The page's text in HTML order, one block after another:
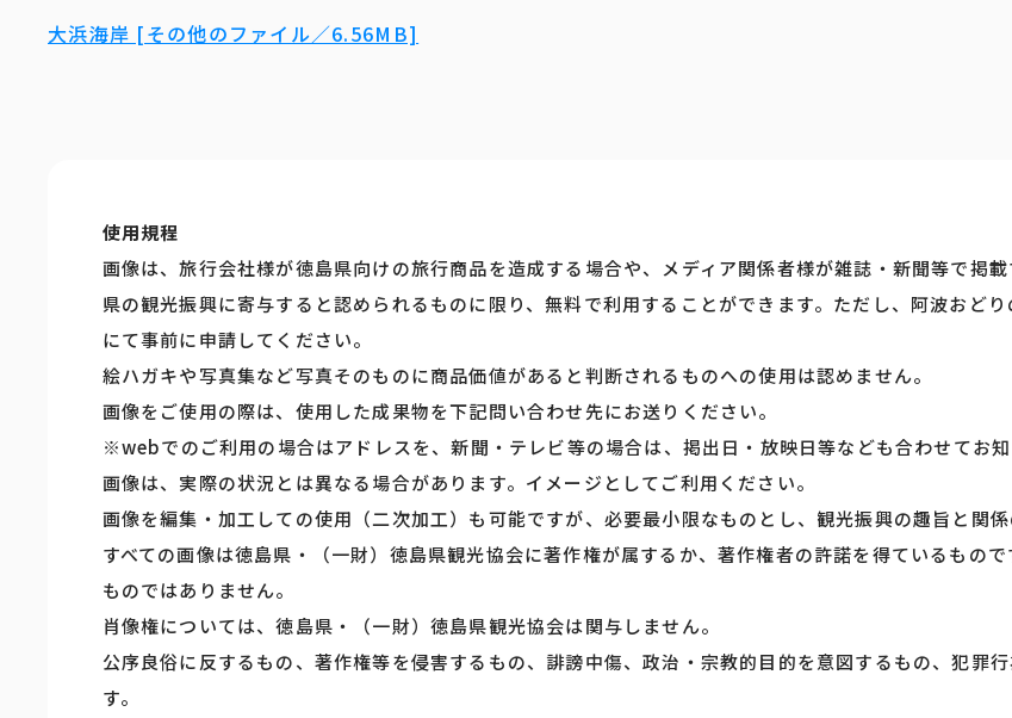
大浜海岸 [その他のファイル／6.56MB]
使用規程
画像は、旅行会社様が徳島県向けの旅行商品を造成する場合や、メディア関係者様が雑誌・新聞等で掲
県の観光振興に寄与すると認められるものに限り、無料で利用することができます。ただし、阿波おど
にて事前に申請してください。
絵ハガキや写真集など写真そのものに商品価値があると判断されるものへの使用は認めません。
画像をご使用の際は、使用した成果物を下記問い合わせ先にお送りください。
※webでのご利用の場合はアドレスを、新聞・テレビ等の場合は、掲出日・放映日等なども合わせてお知
画像は、実際の状況とは異なる場合があります。イメージとしてご利用ください。
画像を編集・加工しての使用（二次加工）も可能ですが、必要最小限なものとし、観光振興の趣旨と関
すべての画像は徳島県・（一財）徳島県観光協会に著作権が属するか、著作権者の許諾を得ているもの
ものではありません。
肖像権については、徳島県・（一財）徳島県観光協会は関与しません。
公序良俗に反するもの、著作権等を侵害するもの、誹謗中傷、政治・宗教的目的を意図するもの、犯罪
す。